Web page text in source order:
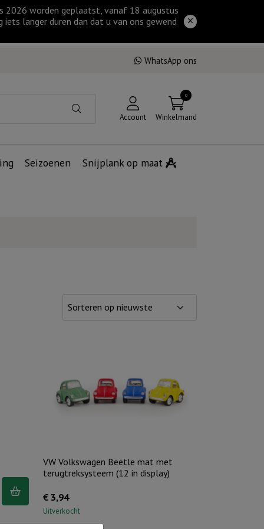
2026 worden geplaatst, vanaf 18 augustus
langer duren dan dat u van ons gewend
WhatsApp ons
Account
0
Winkelmand
Seizoenen Snijplank op maat
VW Volkswagen Beetle mat met
terugtreksysteem (12 in display)
€3,94
Uitverkocht